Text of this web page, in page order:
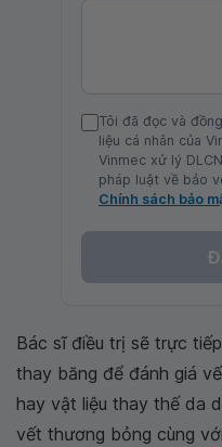
Tôi đã đọc và
liệu cá nhân của
Vinmec xử lý
pháp luật về bảo
Chính sách bảo
Bác sĩ điều trị sẽ trực
thay băng để đánh giá
hay vật liệu thay thế da
vết thương bỏng cùng